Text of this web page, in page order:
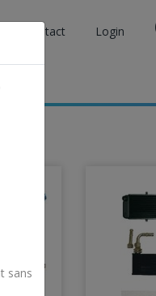
Contact Login
sans